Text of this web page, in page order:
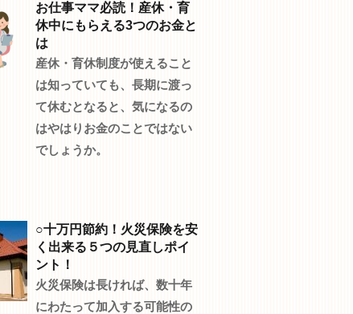
お仕事ママ必読！産休・育
休中にもらえる3つのお金と
は
産休・育休制度が使えること
は知っていても、長期に渡っ
て休むとなると、気になるの
はやはりお金のことではない
でしょうか。
○十万円節約！火災保険を安
く出来る５つの見直しポイ
ント！
火災保険は長ければ、数十年
にわたって加入する可能性の